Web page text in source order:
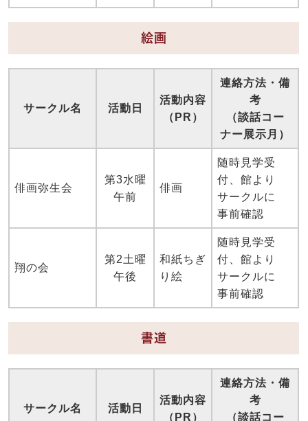
絵画
サークル名 活動日
活動内容
（PR）
連絡方法・備
考
（談話コー
ナー展示月）
俳画弥生会
第3水曜
午前
俳画
随時見学受
付、館より
サークルに
事前確認
翔の会
第2土曜
午後
和紙ちぎ
り絵
随時見学受
付、館より
サークルに
事前確認
書道
サークル名 活動日
活動内容
（PR）
連絡方法・備
考
（談話コー